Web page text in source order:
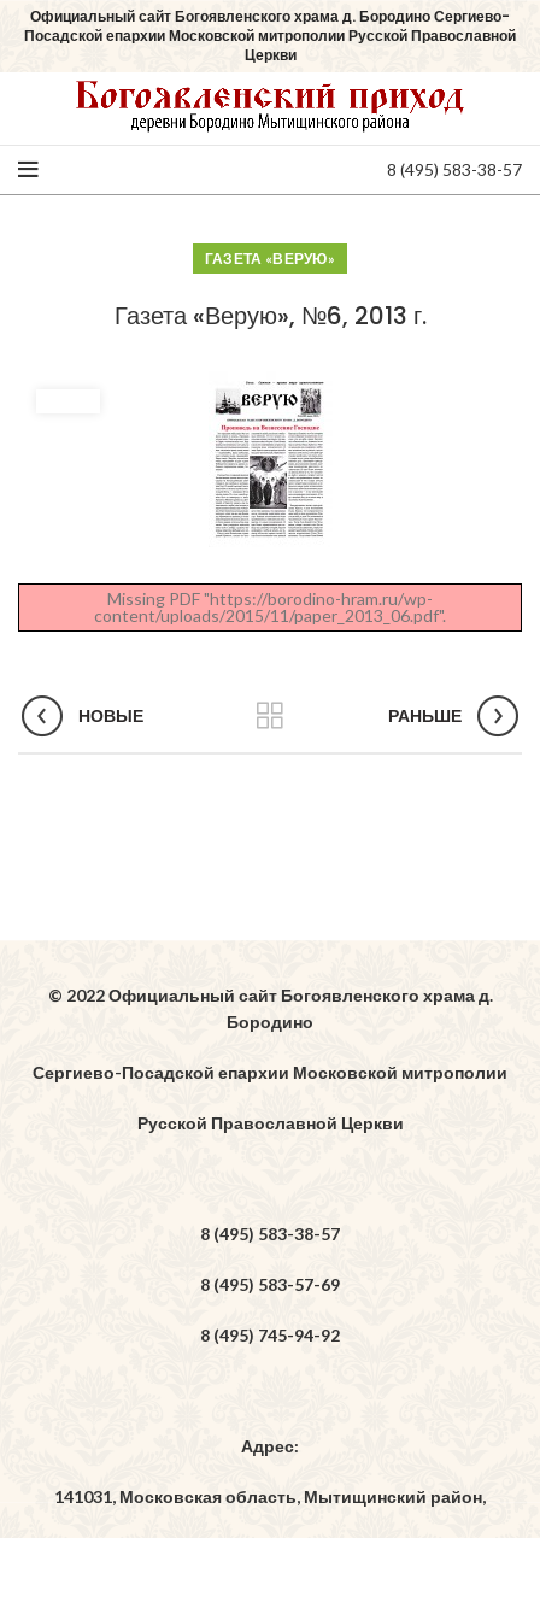
Официальный сайт Богоявленского храма д. Бородино Сергиево-
Посадской епархии Московской митрополии Русской Православной
Церкви
8 (495) 583-38-57
ГАЗЕТА «ВЕРУЮ»
Газета «Верую», №6, 2013 г.
Missing PDF "https://borodino-hram.ru/wp-
content/uploads/2015/11/paper_2013_06.pdf".
НОВЫЕ РАНЬШЕ
© 2022 Официальный сайт Богоявленского храма д.
Бородино
Сергиево-Посадской епархии Московской митрополии
Русской Православной Церкви
8 (495) 583-38-57
8 (495) 583-57-69
8 (495) 745-94-92
Адрес:
141031, Московская область, Мытищинский район,